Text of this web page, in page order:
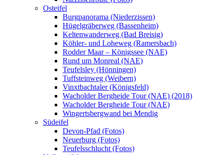
Osteifel
Burgpanorama (Niederzissen)
Hügelgräberweg (Bassenheim)
Keltenwanderweg (Bad Breisig)
Köhler- und Loheweg (Ramersbach)
Rodder Maar – Königssee (NAE)
Rund um Monreal (NAE)
Teufelsley (Hönningen)
Tuffsteinweg (Weibern)
Vinxtbachtaler (Königsfeld)
Wacholder Bergheide Tour (NAE) (2018)
Wacholder Bergheide Tour (NAE)
Wingertsbergwand bei Mendig
Südeifel
Devon-Pfad (Fotos)
Neuerburg (Fotos)
Teufelsschlucht (Fotos)